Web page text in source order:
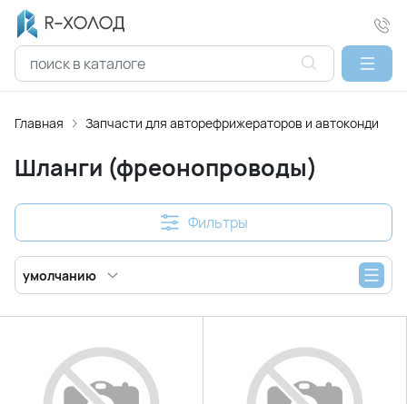
Главная Запчасти для авторефрижераторов и
Шланги (фреонопроводы)
Фильтры
умолчанию